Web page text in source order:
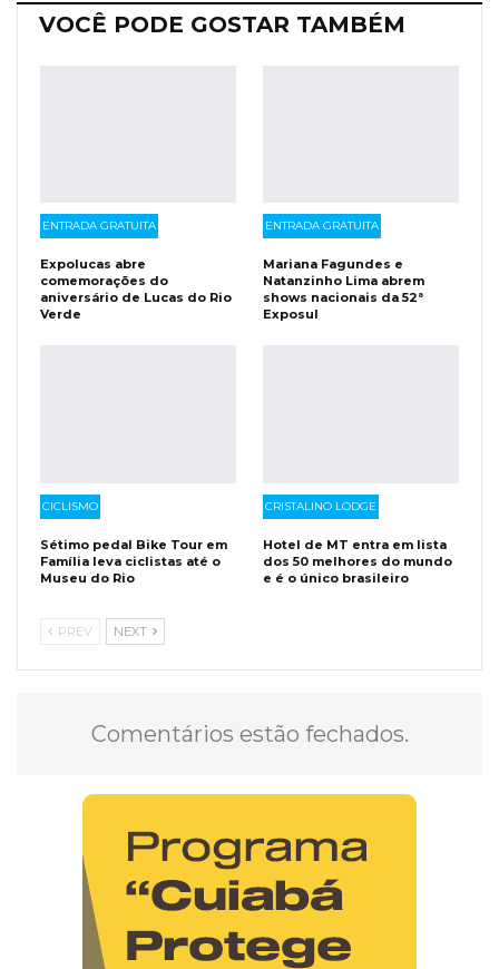
VOCÊ PODE GOSTAR TAMBÉM
ENTRADA GRATUITA
Expolucas abre
comemorações do
aniversário de Lucas do Rio
Verde
ENTRADA GRATUITA
Mariana Fagundes e
Natanzinho Lima abrem
shows nacionais da 52ª
Exposul
CICLISMO
Sétimo pedal Bike Tour em
Família leva ciclistas até o
Museu do Rio
CRISTALINO LODGE
Hotel de MT entra em lista
dos 50 melhores do mundo
e é o único brasileiro
PREV NEXT
Comentários estão fechados.